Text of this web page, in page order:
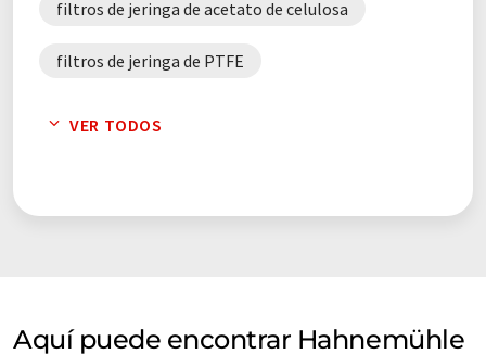
filtros de jeringa de acetato de celulosa
filtros de jeringa de PTFE
filtros de membrana de acetato de celulosa
VER TODOS
Aquí puede encontrar Hahnemühle